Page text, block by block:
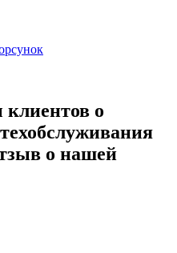
о
о нашей